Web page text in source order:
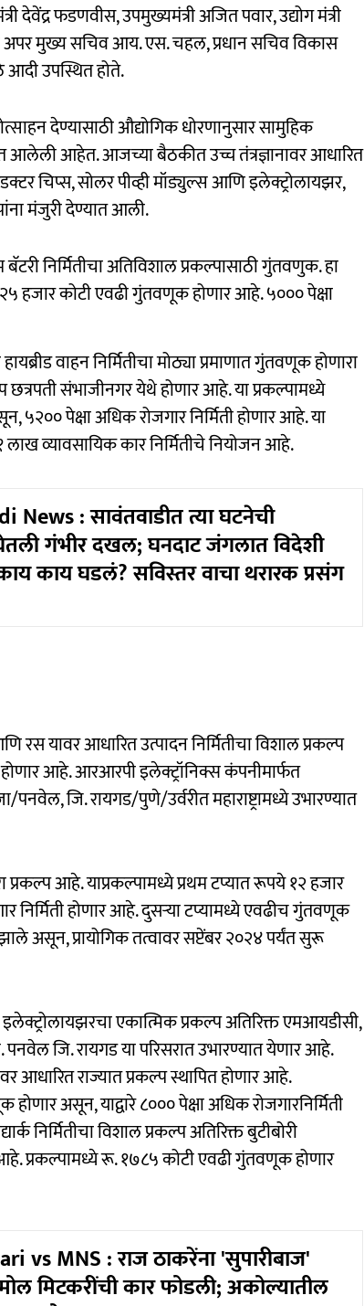
देवेंद्र फडणवीस, उपमुख्यमंत्री अजित पवार, उद्योग मंत्री
मुख्य सचिव आय. एस. चहल, प्रधान सचिव विकास
आदी उपस्थित होते.
देण्यासाठी औद्योगिक धोरणानुसार सामुहिक
आलेली आहेत. आजच्या बैठकीत उच्च तंत्रज्ञानावर आधारित
चिप्स, सोलर पीव्ही मॉड्युल्स आणि इलेक्ट्रोलायझर,
मंजुरी देण्यात आली.
निर्मितीचा अतिविशाल प्रकल्पासाठी गुंतवणुक. हा
हजार कोटी एवढी गुंतवणूक होणार आहे. ५००० पेक्षा
वाहन निर्मितीचा मोठ्या प्रमाणात गुंतवणूक होणारा
संभाजीनगर येथे होणार आहे. या प्रकल्पामध्ये
पेक्षा अधिक रोजगार निर्मिती होणार आहे. या
लाख व्यावसायिक कार निर्मितीचे नियोजन आहे.
News : सावंतवाडीत त्या घटनेची
गंभीर दखल; घनदाट जंगलात विदेशी
काय घडलं? सविस्तर वाचा थरारक प्रसंग
यावर आधारित उत्पादन निर्मितीचा विशाल प्रकल्प
आहे. आरआरपी इलेक्ट्रॉनिक्स कंपनीमार्फत
जि. रायगड/पुणे/उर्वरीत महाराष्ट्रामध्ये उभारण्यात
प्रकल्प आहे. याप्रकल्पामध्ये प्रथम टप्यात रूपये १२ हजार
निर्मिती होणार आहे. दुसऱ्या टप्यामध्ये एवढीच गुंतवणूक
असून, प्रायोगिक तत्वावर सप्टेंबर २०२४ पर्यंत सुरू
एकात्मिक प्रकल्प अतिरिक्त एमआयडीसी,
जि. रायगड या परिसरात उभारण्यात येणार आहे.
आधारित राज्यात प्रकल्प स्थापित होणार आहे.
असून, याद्वारे ८००० पेक्षा अधिक रोजगारनिर्मिती
निर्मितीचा विशाल प्रकल्प अतिरिक्त बुटीबोरी
प्रकल्पामध्ये रू. १७८५ कोटी एवढी गुंतवणूक होणार
vs MNS : राज ठाकरेंना 'सुपारीबाज'
मिटकरींची कार फोडली; अकोल्यातील